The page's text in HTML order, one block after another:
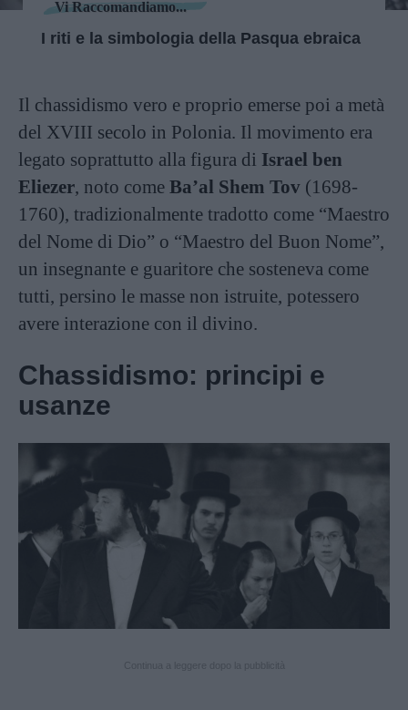
Vi Raccomandiamo...
I riti e la simbologia della Pasqua ebraica
Il chassidismo vero e proprio emerse poi a metà
del XVIII secolo in Polonia. Il movimento era
legato soprattutto alla figura di Israel ben
Eliezer, noto come Ba’al Shem Tov (1698-
1760), tradizionalmente tradotto come “Maestro
del Nome di Dio” o “Maestro del Buon Nome”,
un insegnante e guaritore che sosteneva come
tutti, persino le masse non istruite, potessero
avere interazione con il divino.
Chassidismo: principi e
usanze